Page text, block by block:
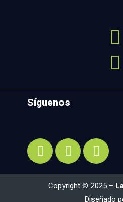
Síguenos
Copyright © 2025 –
Diseñado